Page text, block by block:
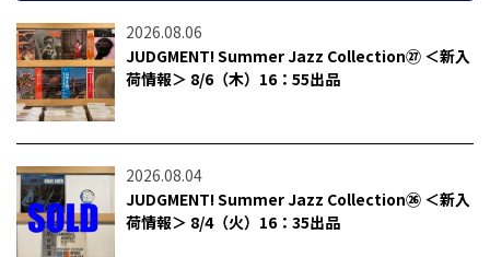
2026.08.06
JUDGMENT! Summer Jazz Collection㉗ ＜新入
荷情報＞ 8/6（木）16：55出品
2026.08.04
JUDGMENT! Summer Jazz Collection㉖ ＜新入
荷情報＞ 8/4（火）16：35出品